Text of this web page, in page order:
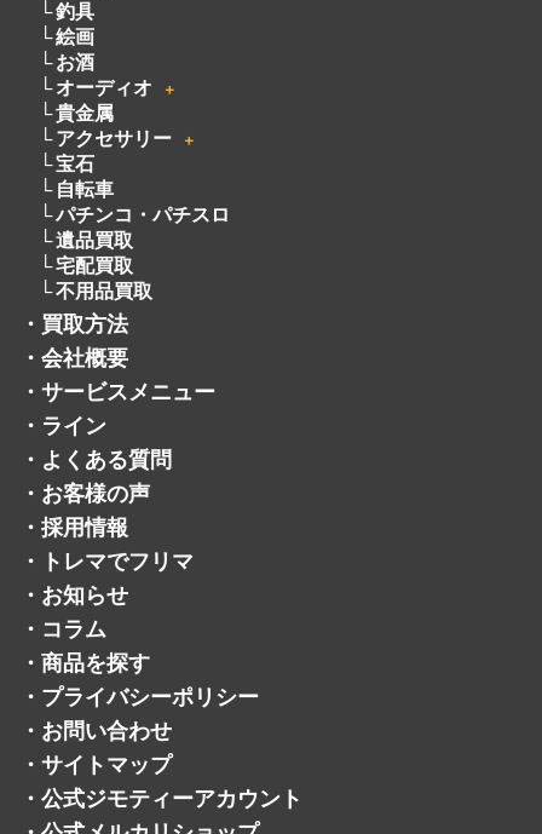
釣具
絵画
お酒
オーディオ
＋
貴金属
アクセサリー
＋
宝石
自転車
パチンコ・パチスロ
遺品買取
宅配買取
不用品買取
・ 買取方法
・ 会社概要
・ サービスメニュー
・ ライン
・ よくある質問
・ お客様の声
・ 採用情報
・
トレマでフリマ
・ お知らせ
・ コラム
・ 商品を探す
・ プライバシーポリシー
・ お問い合わせ
・ サイトマップ
・ 公式ジモティーアカウント